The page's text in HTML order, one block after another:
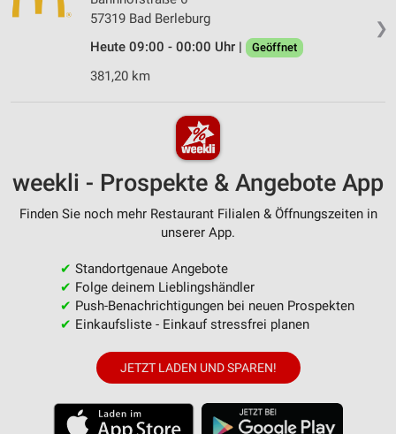
❯
57319 Bad Berleburg
Heute 09:00 - 00:00 Uhr |
Geöffnet
381,20 km
weekli - Prospekte & Angebote App
Finden Sie noch mehr Restaurant Filialen & Öffnungszeiten in
unserer App.
✔ Standortgenaue Angebote
✔ Folge deinem Lieblingshändler
✔ Push-Benachrichtigungen bei neuen Prospekten
✔ Einkaufsliste - Einkauf stressfrei planen
JETZT LADEN UND SPAREN!